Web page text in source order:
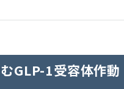
GLP-1受容体作動